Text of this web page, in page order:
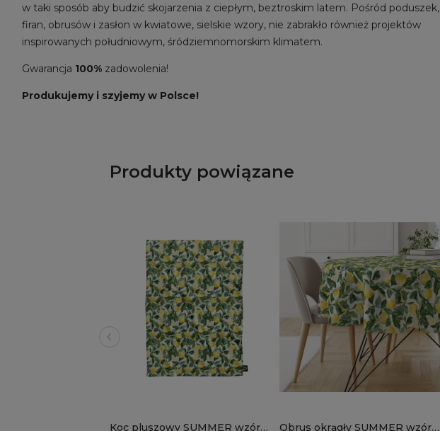
w taki sposób aby budzić skojarzenia z ciepłym, beztroskim latem. Pośród poduszek,
firan, obrusów i zasłon w kwiatowe, sielskie wzory, nie zabrakło również projektów
inspirowanych południowym, śródziemnomorskim klimatem.
Gwarancja 100% zadowolenia!
Produkujemy i szyjemy w Polsce!
Produkty powiązane
Koc pluszowy SUMMER wzór
Obrus okrągły SUMMER wzór